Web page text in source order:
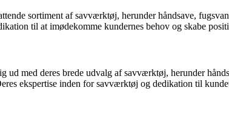
sortiment af savværktøj, herunder håndsave,
til at imødekomme kundernes behov og skabe
ud med deres brede udvalg af savværktøj, herunder
ekspertise inden for savværktøj og dedikation til